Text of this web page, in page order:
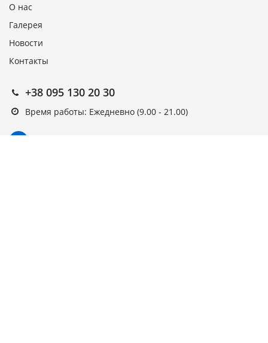
О нас
Галерея
Новости
Контакты
+38 095 130 20 30
Время работы: Ежедневно (9.00 - 21.00)